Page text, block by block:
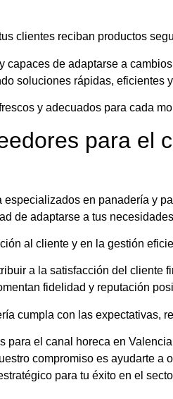
clientes reciban productos
de adaptarse a
soluciones rápidas, eficientes
y adecuados para cada
para el
en panadería y
de adaptarse a tus
al cliente y en la gestión
a la satisfacción del cliente
fidelidad y reputación
cumpla con las expectativas,
para el canal horeca en
compromiso es ayudarte a
para tu éxito en el